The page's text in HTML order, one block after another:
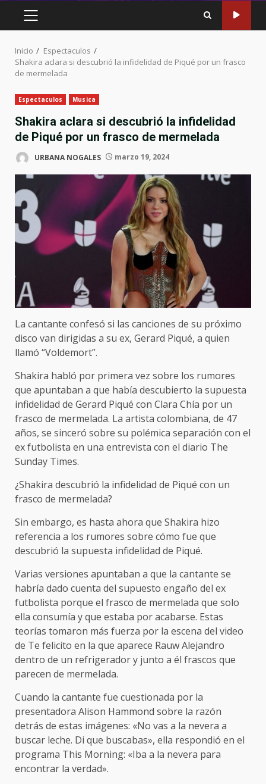
MENÚ
PRINCIPAL
Inicio
Espectaculos
Shakira aclara si descubrió la infidelidad de Piqué por un frasco
de mermelada
Espectaculos Musica
Shakira aclara si descubrió la infidelidad
de Piqué por un frasco de mermelada
URBANA NOGALES marzo 19, 2024
La cantante confesó si las canciones de su próximo
disco van dirigidas a su ex, Gerard Piqué, a quien
llamó “Voldemort”.
Shakira habló por primera vez sobre los rumores
que apuntaban a que había descubierto la supuesta
infidelidad de Gerard Piqué con Clara Chía por un
frasco de mermelada. La artista colombiana, de 47
años, se sinceró sobre su polémica separación con el
ex futbolista en una entrevista con el diario The
Sunday Times.
¿Shakira descubrió la infidelidad de Piqué con un
frasco de mermelada?
Sin embargo, es hasta ahora que Shakira hizo
referencia a los rumores sobre cómo fue que
descubrió la supuesta infidelidad de Piqué.
Varias versiones apuntaban a que la cantante se
habría dado cuenta del supuesto engaño del ex
futbolista porque el frasco de mermelada que solo
ella consumía y que estaba por acabarse. Estas
teorías tomaron más fuerza por la escena del video
de Te felicito en la que aparece Rauw Alejandro
dentro de un refrigerador y junto a él frascos que
parecen de mermelada.
Cuando la cantante fue cuestionada por la
presentadora Alison Hammond sobre la razón
detrás de estas imágenes: «No vas a la nevera a
buscar leche. Di que buscabas», ella respondió en el
programa This Morning: «Iba a la nevera para
encontrar la verdad».